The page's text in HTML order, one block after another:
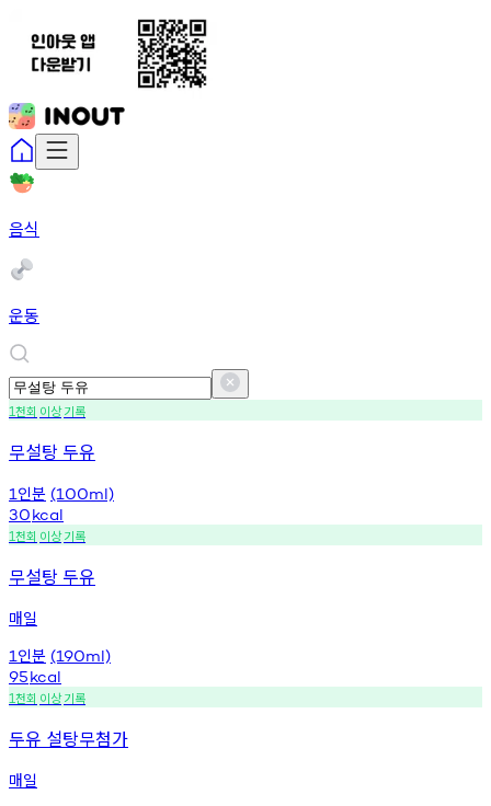
음식
운동
1천회 이상기록
무설탕 두유
1 인분 (100ml)
30kcal
1천회 이상기록
무설탕 두유
매일
1 인분 (190ml)
95kcal
1천회 이상기록
두유 설탕무첨가
매일